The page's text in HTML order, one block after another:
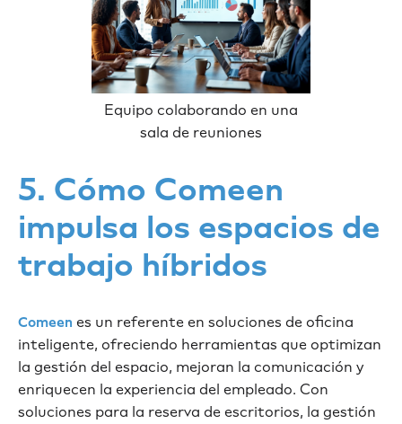
Equipo colaborando en una
sala de reuniones
5. Cómo Comeen
impulsa los espacios de
trabajo híbridos
Comeen es un referente en soluciones de oficina
inteligente, ofreciendo herramientas que optimizan
la gestión del espacio, mejoran la comunicación y
enriquecen la experiencia del empleado. Con
soluciones para la reserva de escritorios, la gestión